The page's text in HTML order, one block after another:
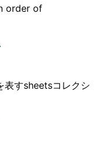
order of
表すsheetsコレクシ